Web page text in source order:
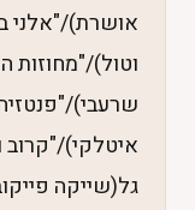
אושרת)/"אלני
וטול)/"מחוזות
שרעבי)/
איטלקי)/
גל(שייקה